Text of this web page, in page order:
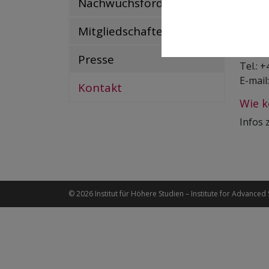
Nachwuchsförderung
Mitgliedschaften
Presse
Kontakt
Tel.:
E-mail:
Wie
Infos
© 2026 Institut für Höhere Studien – Institute for Advanced